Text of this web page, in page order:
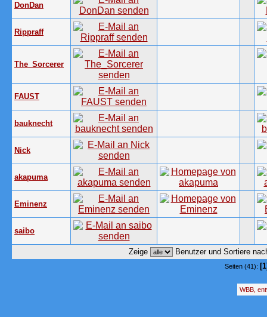
DonDan
Rippraff
The_Sorcerer
FAUST
bauknecht
Nick
akapuma
Eminenz
saibo
Zeige Benutzer und Sortiere
Seiten (41):
WBB,